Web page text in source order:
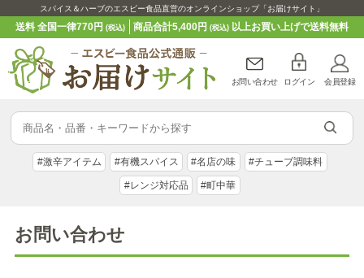
スパイス＆ハーブのエスビー食品直営のオンラインショップ「お届けサイト」
送料 全国一律770円(税込) 商品合計5,400円 (税込)以上お買い上げで送料無料
お問い合わせ ログイン 会員登録
#激辛アイテム #有機スパイス #名店の味 #チューブ調味料
#レンジ対応品 #町中華
お問い合わせ